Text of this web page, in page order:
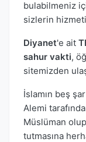
bulabilmeniz
sizlerin
Diyanet'e ait
sahur vakti,
sitemizden
İslamın beş
Alemi
Müslüman
tutmasına